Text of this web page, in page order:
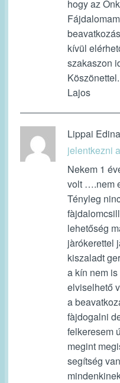
hogy az
kívül
szakaszon
Köszönettel.
Lajos
Lippai Edina
jelentkezni
Nekem 1
volt ….nem
Tényleg
lehetőség
jàrókerettel
kiszaladt
a kín nem
elviselhető
a
fàjdogalni
felkeresem
megint
segítség